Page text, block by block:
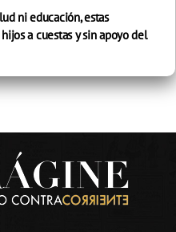
ni educación, estas
a cuestas y sin apoyo del